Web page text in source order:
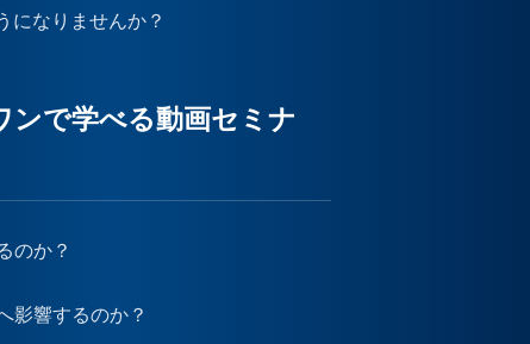
になりませんか？
ンで学べる動画セミナ
のか？
影響するのか？